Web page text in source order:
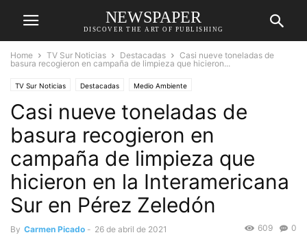
NEWSPAPER
DISCOVER THE ART OF PUBLISHING
Home TV Sur Noticias Destacadas
Casi nueve toneladas de
basura recogieron en campaña de limpieza que hicieron...
TV Sur Noticias Destacadas Medio Ambiente
Casi nueve toneladas de
basura recogieron en
campaña de limpieza que
hicieron en la Interamericana
Sur en Pérez Zeledón
By Carmen Picado - 26 de abril de 2021 0
609